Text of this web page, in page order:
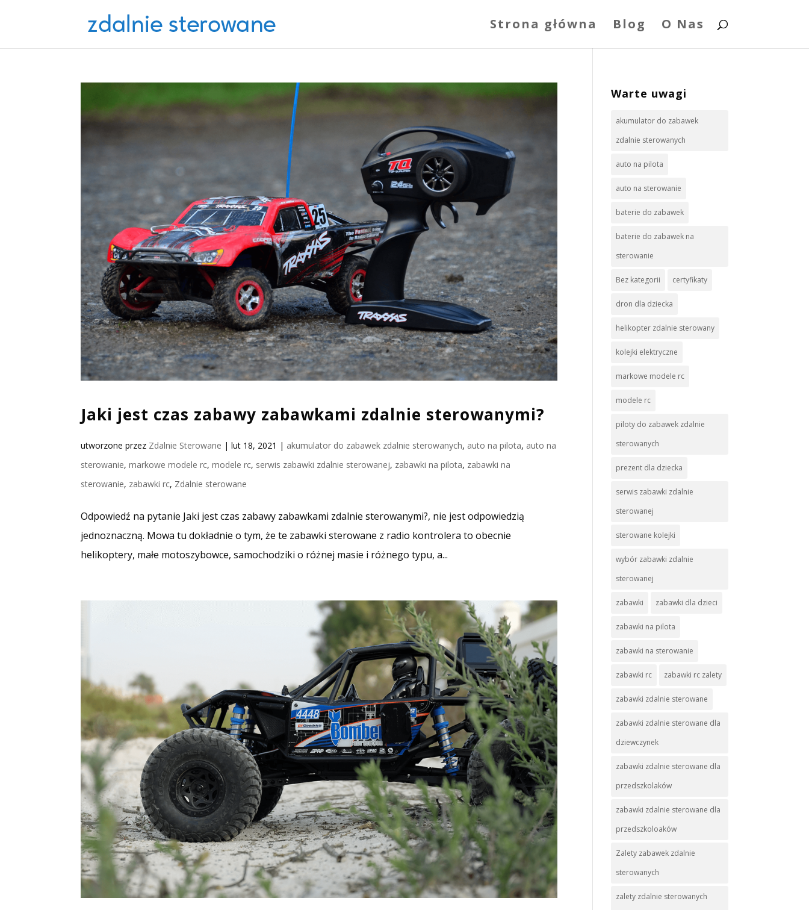
Strona główna Blog O Nas
Jaki jest czas zabawy zabawkami zdalnie sterowanymi?
utworzone przez Zdalnie Sterowane |lut 18, 2021 | akumulator do zabawek zdalnie sterowanych, auto na pilota, auto na
sterowanie,markowe modele rc,modele rc, serwis zabawki zdalnie sterowanej, zabawki na pilota, zabawki na
sterowanie, zabawki rc, Zdalnie sterowane
Odpowiedź na pytanie Jaki jest czas zabawy zabawkami zdalnie sterowanymi?, nie jest odpowiedzią
jednoznaczną. Mowa tu dokładnie o tym, że te zabawki sterowane z radio kontrolera to obecnie
helikoptery, małe motoszybowce, samochodziki o różnej masie i różnego typu, a...
Warte uwagi
akumulator do zabawek
zdalnie sterowanych
auto na pilota
auto na sterowanie
baterie do zabawek
baterie do zabawek na
sterowanie
Bez kategorii certyfikaty
dron dla dziecka
helikopter zdalnie sterowany
kolejki elektryczne
markowe modele rc
modele rc
piloty do zabawek zdalnie
sterowanych
prezent dla dziecka
serwis zabawki zdalnie
sterowanej
sterowane kolejki
wybór zabawki zdalnie
sterowanej
zabawki zabawki dla dzieci
zabawki na pilota
zabawki na sterowanie
zabawki rc zabawki rc zalety
zabawki zdalnie sterowane
zabawki zdalnie sterowane dla
dziewczynek
zabawki zdalnie sterowane dla
przedszkolaków
zabawki zdalnie sterowane dla
przedszkoloaków
Zalety zabawek zdalnie
sterowanych
zalety zdalnie sterowanych